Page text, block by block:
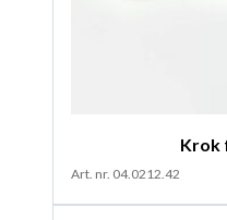
Krok
Art. nr. 04.0212.42